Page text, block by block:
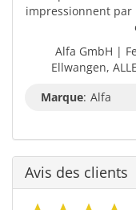
impressionnent
Alfa GmbH |
Ellwangen,
Marque: Alfa
Avis des clients